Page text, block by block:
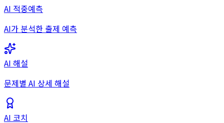
AI 적중예측
AI가 분석한 출제 예측
AI 해설
문제별 AI 상세 해설
AI 코치